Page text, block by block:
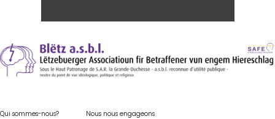
Qui sommes-nous? Nous nous engageons